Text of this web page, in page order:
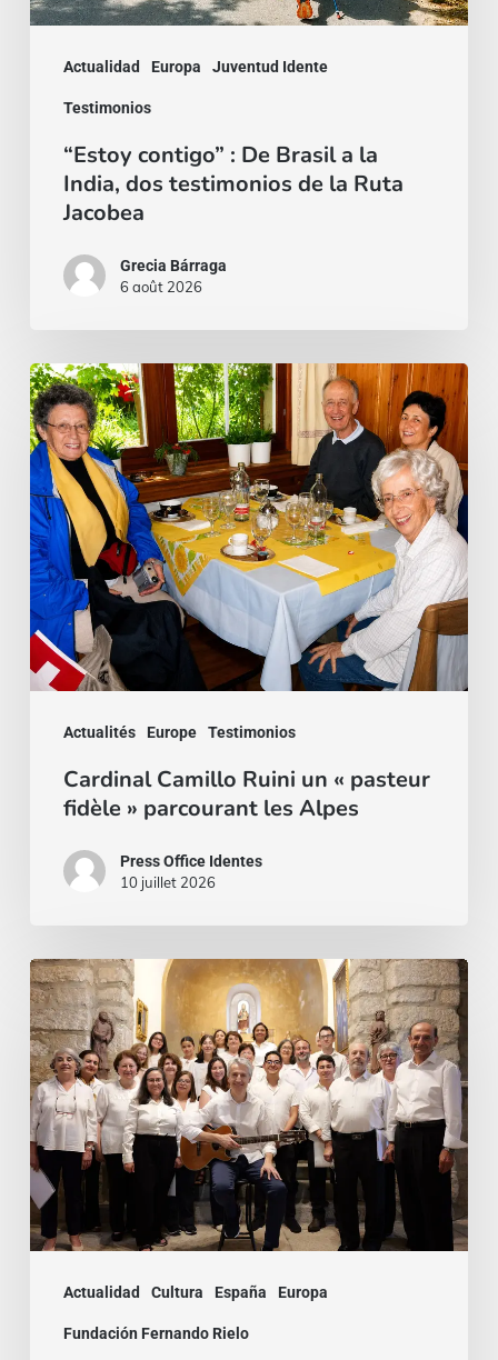
Actualidad Europa Juventud Idente
Testimonios
India,
Ruta
Jacobea
“Estoy contigo” : De Brasil a la
India, dos testimonios de la Ruta
Jacobea
Grecia Bárraga
6 août 2026
Actualités Europe Testimonios
Cardinal
Camillo
Ruini
un
«
pasteur
fidèle
»
parcourant
Alpes
Cardinal Camillo Ruini un « pasteur
fidèle » parcourant les Alpes
Press Office Identes
10 juillet 2026
Actualidad Cultura España Europa
Fundación Fernando Rielo
La
voz
que
une:
nace
la
Coral
Fernando